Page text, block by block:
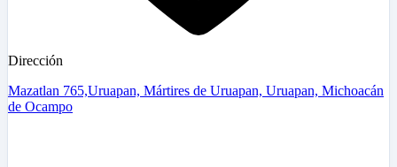
Dirección
Mazatlan 765,Uruapan, Mártires de Uruapan, Uruapan, Michoacán
de Ocampo